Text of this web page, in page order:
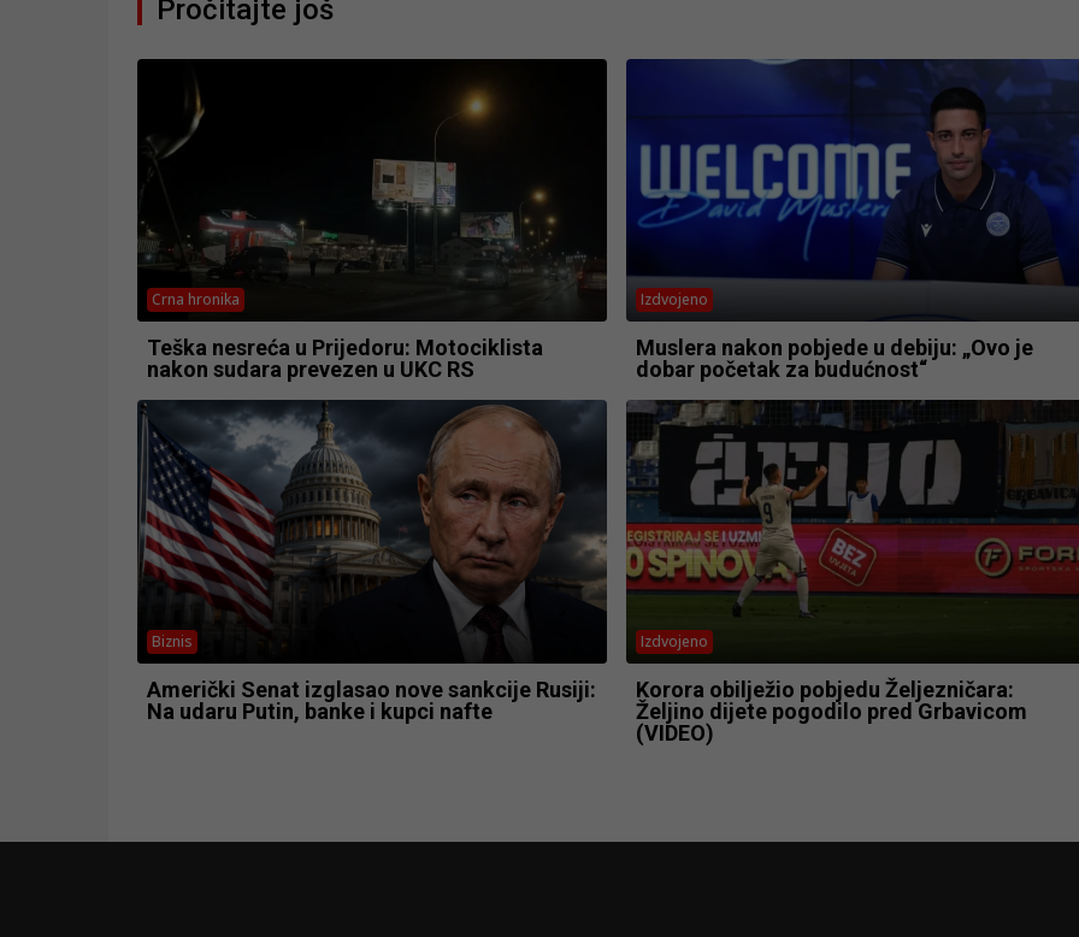
Pročitajte još
Crna hronika
Teška nesreća u Prijedoru: Motociklista
nakon sudara prevezen u UKC RS
Izdvojeno
Muslera nakon pobjede u debiju: „Ovo je
dobar početak za budućnost“
Biznis
Američki Senat izglasao nove sankcije Rusiji:
Na udaru Putin, banke i kupci nafte
Izdvojeno
Korora obilježio pobjedu Željezničara:
Željino dijete pogodilo pred Grbavicom
(VIDEO)